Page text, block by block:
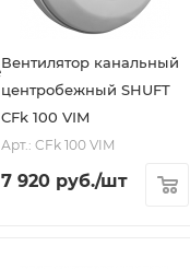
Вентилятор канальный
центробежный SHUFT
CFk 100 VIM
Арт.: CFk 100 VIM
7 920 руб./шт